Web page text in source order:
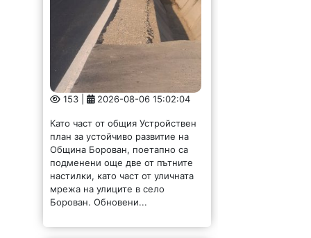
153 | 2026-08-06 15:02:04
план за устойчиво развитие на
Община Борован, поетапно са
подменени още две от пътните
настилки, като част от уличната
мрежа на улиците в село
Борован. Обновени...